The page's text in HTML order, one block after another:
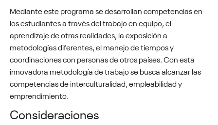
Mediante este programa se desarrollan competencias en
los estudiantes a través del trabajo en equipo, el
aprendizaje de otras realidades, la exposición a
metodologías diferentes, el manejo de tiempos y
coordinaciones con personas de otros países. Con esta
innovadora metodologíade trabajo se busca alcanzar las
competencias de interculturalidad, empleabilidad y
emprendimiento.
Consideraciones